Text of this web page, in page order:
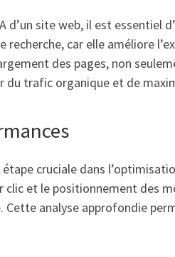
d’un site web, il est
car elle améliore
des pages, non
trafic organique et de
cruciale dans
clic et le positionnement des
analyse approfondie